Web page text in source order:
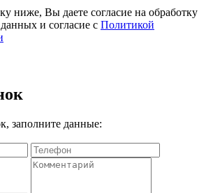
ниже, Вы даете согласие на обработку
и согласие с Политикой
заполните данные: